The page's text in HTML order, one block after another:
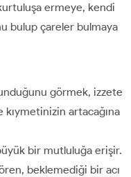
ermeye, kendi
bulup çareler bulmaya
görmek, izzete
kıymetinizin artacağına
bir mutluluğa erişir.
beklemediği bir acı